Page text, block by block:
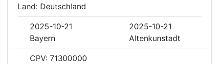
Land: Deutschland
2025-10-21
2025-10-21
Bayern
Altenkunstadt
CPV: 71300000